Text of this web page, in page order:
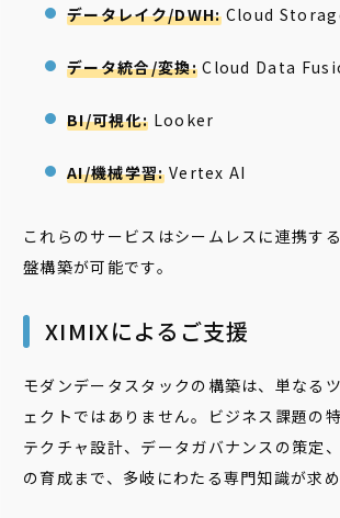
データレイク/DWH:Cloud
データ統合/変換:Cloud Data
BI/可視化: Looker
AI/機械学習:Vertex AI
これらのサービスはシームレスに連携す
盤構築が可能です。
XIMIXによるご支援
モダンデータスタックの構築は、単なる
ェクトではありません。ビジネス課題の
テクチャ設計、データガバナンスの策定
の育成まで、多岐にわたる専門知識が求め